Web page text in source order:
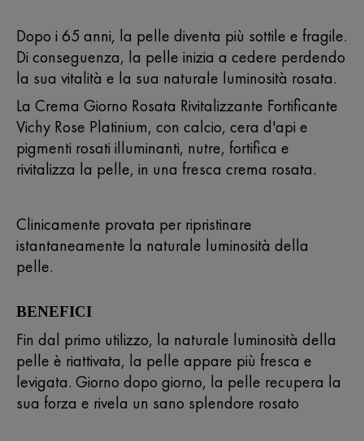
Dopo i 65 anni, la pelle diventa più sottile e fragile.
Di conseguenza, la pelle inizia a cedere perdendo
la sua vitalità e la sua naturale luminosità rosata.
La Crema Giorno Rosata Rivitalizzante Fortificante
Vichy Rose Platinium, con calcio, cera d'api e
pigmenti rosati illuminanti, nutre, fortifica e
rivitalizza la pelle, in una fresca crema rosata.
Clinicamente provata per ripristinare
istantaneamente la naturale luminosità della
pelle.
BENEFICI
Fin dal primo utilizzo, la naturale luminosità della
pelle è riattivata, la pelle appare più fresca e
levigata. Giorno dopo giorno, la pelle recupera la
sua forza e rivela un sano splendore rosato